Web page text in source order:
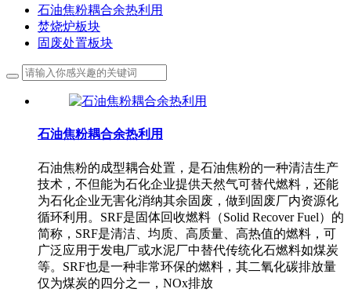
石油焦粉耦合余热利用
焚烧炉板块
固废处置板块
石油焦粉耦合余热利用
石油焦粉的成型耦合处置，是石油焦粉的一种清洁生产
技术，不但能为石化企业提供天然气可替代燃料，还能
为石化企业无害化消纳其余固废，做到固废厂内资源化
循环利用。SRF是固体回收燃料（Solid Recover Fuel）的
简称，SRF是清洁、均质、高质量、高热值的燃料，可
广泛应用于发电厂或水泥厂中替代传统化石燃料如煤炭
等。SRF也是一种非常环保的燃料，其二氧化碳排放量
仅为煤炭的四分之一，NOx排放